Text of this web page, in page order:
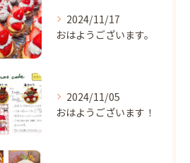
2024/11/17
おはようございます。
2024/11/05
おはようございます！